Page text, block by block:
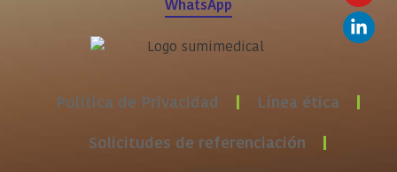
WhatsApp
Política de Privacidad
Línea ética
Solicitudes de referenciación